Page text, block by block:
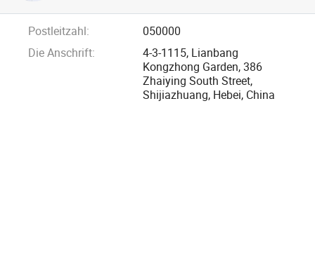
Postleitzahl:
050000
Die Anschrift:
4-3-1115, Lianbang
Kongzhong Garden, 386
Zhaiying South Street,
Shijiazhuang, Hebei, China